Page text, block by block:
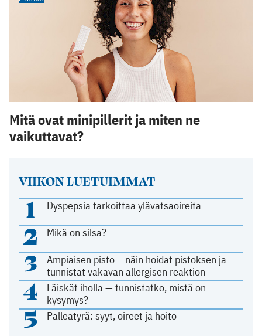
VIIKON LUETUIMMAT
1 Dyspepsia tarkoittaa ylävatsaoireita
2 Mikä on silsa?
3
Ampiaisen pisto – näin hoidat pistoksen ja
tunnistat vakavan allergisen reaktion
4
Läiskät iholla — tunnistatko, mistä on
kysymys?
5 Palleatyrä: syyt, oireet ja hoito
Mitä ovat minipillerit ja miten ne
vaikuttavat?